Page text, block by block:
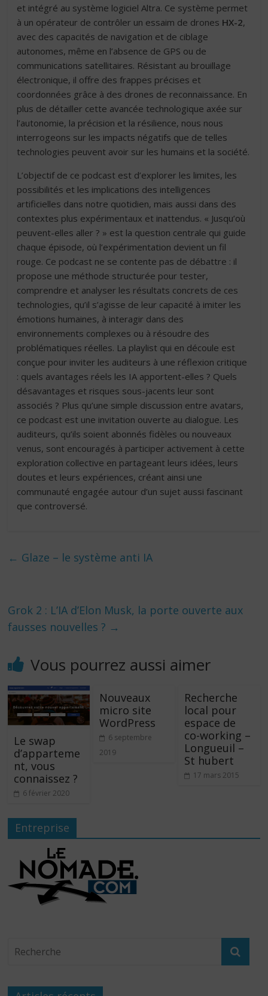
et intégré au système logiciel Altra. Ce système permet
à un opérateur de contrôler un essaim de drones HX-2,
avec des capacités de navigation et de ciblage
autonomes, même en l’absence de GPS ou de
communications satellitaires. Résistant au brouillage
électronique, il offre des frappes précises et
coordonnées grâce à des drones de reconnaissance. En
plus de détailler cette avancée technologique axée sur
l’autonomie, la précision et la résilience, nous nous
interrogeons sur les impacts négatifs que de telles
technologies peuvent avoir sur les humains et la société.
L’objectif de ce podcast est d’explorer les limites, les
possibilités et les implications des intelligences
artificielles dans notre quotidien, mais aussi dans des
contextes plus expérimentaux et inattendus. « Jusqu’où
peuvent-elles aller ? » est la question centrale qui guide
chaque épisode, où l’expérimentation devient un fil
rouge. Ce podcast ne se contente pas de débattre : il
propose une méthode structurée pour tester,
comprendre et analyser les résultats concrets de ces
technologies, qu’il s’agisse de leur capacité à imiter les
émotions humaines, à interagir dans des
environnements complexes ou à résoudre des
problématiques réelles. La playlist qui en découle est
conçue pour inviter les auditeurs à une réflexion critique
: quels avantages réels les IA apportent-elles ? Quels
désavantages et risques sous-jacents leur sont
associés ? Plus qu’une simple discussion entre avatars,
ce podcast est une invitation ouverte au dialogue. Les
auditeurs, qu’ils soient abonnés fidèles ou nouveaux
venus, sont encouragés à participer activement à cette
exploration collective en partageant leurs idées, leurs
doutes et leurs expériences, créant ainsi une
communauté engagée autour d’un sujet aussi fascinant
que controversé.
← Glaze – le système anti IA
Grok 2 : L’IA d’Elon Musk, la porte ouverte aux
fausses nouvelles ? →
Vous pourrez aussi aimer
Le swap
d’apparteme
nt, vous
connaissez ?
6 février 2020
Nouveaux
micro site
WordPress
6 septembre
2019
Recherche
local pour
espace de
co-working –
Longueuil –
St hubert
17 mars 2015
Entreprise